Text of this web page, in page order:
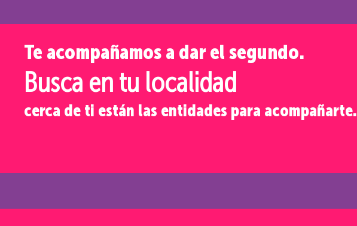
Te acompañamos a dar el segundo.
Busca en tu localidad
cerca de ti están las entidades para acompañarte.